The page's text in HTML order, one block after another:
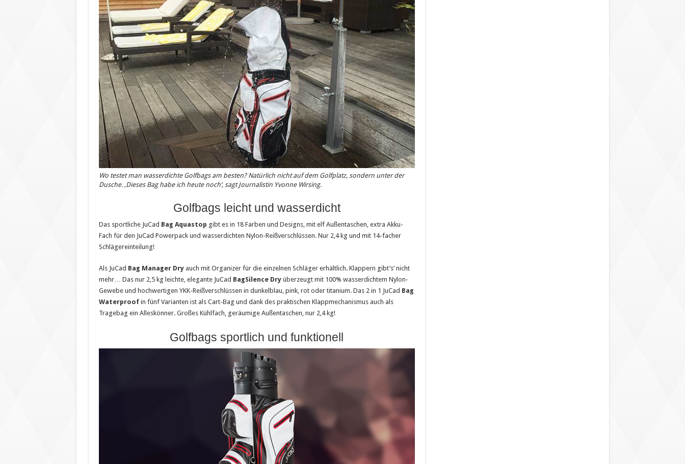
Wo testet man wasserdichte Golfbags am besten? Natürlich nicht auf dem Golfplatz, sondern unter der
Dusche. ‚Dieses Bag habe ich heute noch‘, sagt Journalistin Yvonne Wirsing.
Golfbags leicht und wasserdicht
Das sportliche JuCad Bag Aquastop gibt es in 18 Farben und Designs, mit elf Außentaschen, extra Akku-
Fach für den JuCad Powerpack und wasserdichten Nylon-Reißverschlüssen. Nur 2,4 kg und mit 14-facher
Schlägereinteilung!
Als JuCad Bag Manager Dryauch mit Organizer für die einzelnen Schläger erhältlich. Klappern gibt’s’ nicht
mehr… Das nur 2,5 kg leichte, elegante JuCad BagSilence Dryüberzeugt mit 100% wasserdichtem Nylon-
Gewebe und hochwertigen YKK-Reißverschlüssen in dunkelblau, pink, rot oder titanium. Das 2 in 1 JuCad Bag
Waterproofin fünf Varianten ist als Cart-Bag und dank des praktischen Klappmechanismus auch als
Tragebag ein Alleskönner. Großes Kühlfach, geräumige Außentaschen, nur 2,4 kg!
Golfbags sportlich und funktionell